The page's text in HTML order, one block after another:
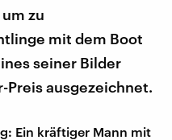
zu
mit dem Boot
seiner Bilder
ausgezeichnet.
Ein kräftiger Mann mit